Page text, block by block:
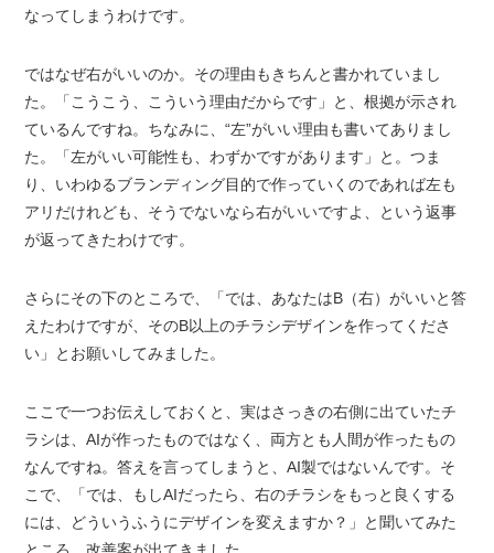
なってしまうわけです。
ではなぜ右がいいのか。その理由もきちんと書かれていまし
た。「こうこう、こういう理由だからです」と、根拠が示され
ているんですね。ちなみに、“左”がいい理由も書いてありまし
た。「左がいい可能性も、わずかですがあります」と。つま
り、いわゆるブランディング目的で作っていくのであれば左も
アリだけれども、そうでないなら右がいいですよ、という返事
が返ってきたわけです。
さらにその下のところで、「では、あなたはB（右）がいいと答
えたわけですが、そのB以上のチラシデザインを作ってくださ
い」とお願いしてみました。
ここで一つお伝えしておくと、実はさっきの右側に出ていたチ
ラシは、AIが作ったものではなく、両方とも人間が作ったもの
なんですね。答えを言ってしまうと、AI製ではないんです。そ
こで、「では、もしAIだったら、右のチラシをもっと良くする
には、どういうふうにデザインを変えますか？」と聞いてみた